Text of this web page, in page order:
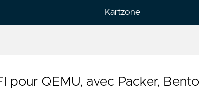
Kartzone
pour QEMU, avec Packer, Bento